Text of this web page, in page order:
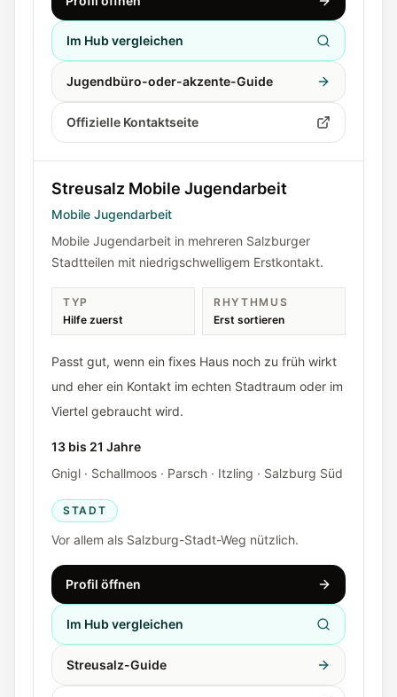
Im Hub vergleichen
Jugendbüro-oder-akzente-Guide
Offizielle Kontaktseite
Streusalz Mobile Jugendarbeit
Mobile Jugendarbeit
Mobile Jugendarbeit in mehreren Salzburger
Stadtteilen mit niedrigschwelligem Erstkontakt.
TYP
Hilfe zuerst
RHYTHMUS
Erst sortieren
Passt gut, wenn ein fixes Haus noch zu früh wirkt
und eher ein Kontakt im echten Stadtraum oder im
Viertel gebraucht wird.
13 bis 21 Jahre
Gnigl · Schallmoos · Parsch · Itzling · Salzburg Süd
STADT
Vor allem als Salzburg-Stadt-Weg nützlich.
Profil öffnen
Im Hub vergleichen
Streusalz-Guide